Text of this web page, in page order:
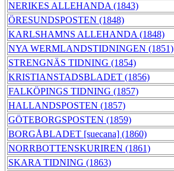
NERIKES ALLEHANDA (1843)
ÖRESUNDSPOSTEN (1848)
KARLSHAMNS ALLEHANDA (1848)
NYA WERMLANDSTIDNINGEN (1851)
STRENGNÄS TIDNING (1854)
KRISTIANSTADSBLADET (1856)
FALKÖPINGS TIDNING (1857)
HALLANDSPOSTEN (1857)
GÖTEBORGSPOSTEN (1859)
BORGÅBLADET [suecana] (1860)
NORRBOTTENSKURIREN (1861)
SKARA TIDNING (1863)